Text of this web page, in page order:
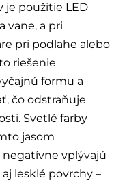
je použitie LED
vane, a pri
pri podlahe alebo
riešenie
formu a
čo odstraňuje
Svetlé farby
jasom
vplývajú
lesklé povrchy –